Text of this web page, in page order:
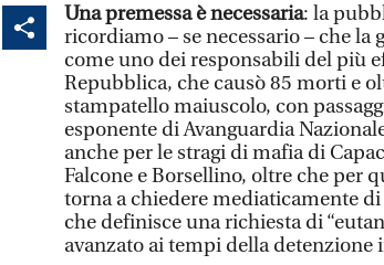
Una premessa è necessaria: la
ricordiamo – se necessario – che
come uno dei responsabili del più
Repubblica, che causò 85 morti e
stampatello maiuscolo, con
esponente di Avanguardia
anche per le stragi di mafia di
Falcone e Borsellino, oltre che per
torna a chiedere mediaticamente
che definisce una richiesta di
avanzato ai tempi della detenzione